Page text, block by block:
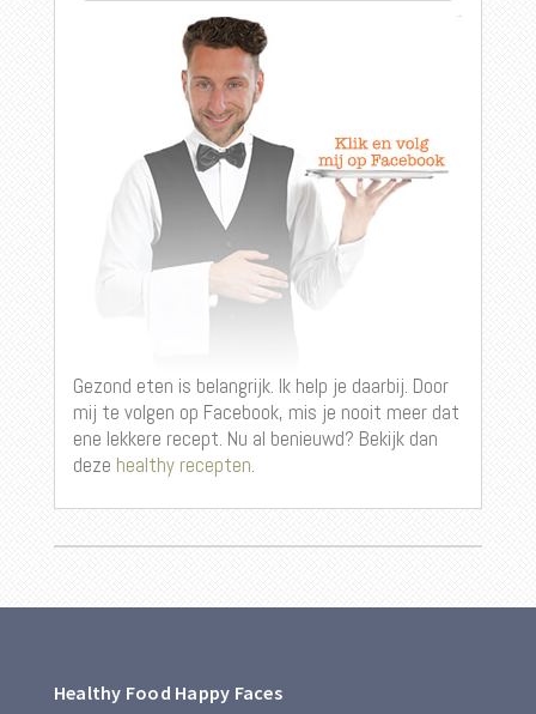
Gezond eten is belangrijk. Ik help je daarbij. Door
mij te volgen op Facebook, mis je nooit meer dat
ene lekkere recept. Nu al benieuwd? Bekijk dan
deze healthy recepten.
Healthy Food Happy Faces